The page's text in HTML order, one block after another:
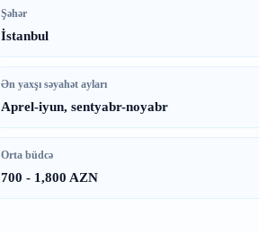
Şəhər
İstanbul
Ən yaxşı səyahət ayları
Aprel-iyun, sentyabr-noyabr
Orta büdcə
700 - 1,800 AZN